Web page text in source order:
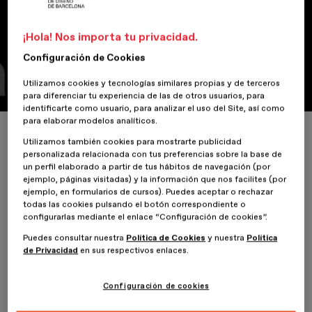
La Meet ESDESIGN Live desglosa los 4 niveles del diseño
regenerativo en la búsqueda del potencial para no quedarse en
simple resolución de problemas
3 Agosto 2023
La Escuela de Diseño Superior de Barcelona, ESDESIGN,
perteneciente a Planeta Formación y Universidades, reúne a
hacia el campo regenerativo. Dentro de este bloque, Pauwels,
¡Hola! Nos importa tu privacidad.
Configuración de Cookies
Utilizamos cookies y tecnologías similares propias y de terceros
para diferenciar tu experiencia de las de otros usuarios, para
identificarte como usuario, para analizar el uso del Site, así como
para elaborar modelos analíticos.
Utilizamos también cookies para mostrarte publicidad
personalizada relacionada con tus preferencias sobre la base de
un perfil elaborado a partir de tus hábitos de navegación (por
ejemplo, páginas visitadas) y la información que nos facilites (por
ejemplo, en formularios de cursos). Puedes aceptar o rechazar
todas las cookies pulsando el botón correspondiente o
configurarlas mediante el enlace “Configuración de cookies”.
Puedes consultar nuestra Política de Cookies y nuestra Política
de Privacidad en sus respectivos enlaces.
Configuración de cookies